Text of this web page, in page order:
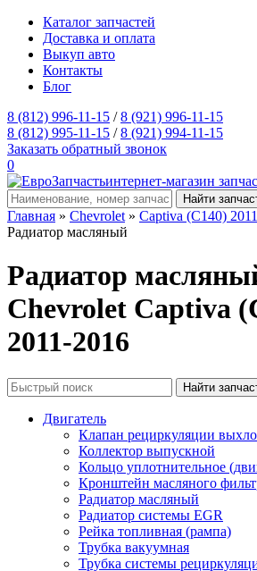
Каталог запчастей
Доставка и оплата
Выкуп авто
Контакты
Блог
8 (812) 996-11-15 /8 (921) 996-11-15
8 (812) 995-11-15 /8 (921) 994-11-15
Заказать обратный звонок
0
интернет-магазин
Главная » Chevrolet » Captiva (C140)
Радиатор масляный
Радиатор
Chevrolet Captiva
2011-2016
Двигатель
Клапан рециркуляции
Коллектор выпускной
Кольцо уплотнительное
Кронштейн масляного
Радиатор масляный
Радиатор системы EGR
Рейка топливная (рампа)
Трубка вакуумная
Трубка системы